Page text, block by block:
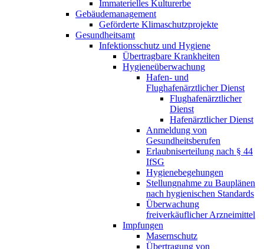
Immaterielles Kulturerbe
Gebäudemanagement
Geförderte Klimaschutzprojekte
Gesundheitsamt
Infektionsschutz und Hygiene
Übertragbare Krankheiten
Hygieneüberwachung
Hafen- und
Flughafenärztlicher Dienst​
Flughafenärztlicher
Dienst​
Hafenärztlicher Dienst
Anmeldung von
Gesundheitsberufen
Erlaubniserteilung nach § 44
IfSG
Hygienebegehungen
Stellungnahme zu Bauplänen
nach hygienischen Standards
Überwachung
freiverkäuflicher Arzneimittel
Impfungen
Masernschutz
Übertragung von